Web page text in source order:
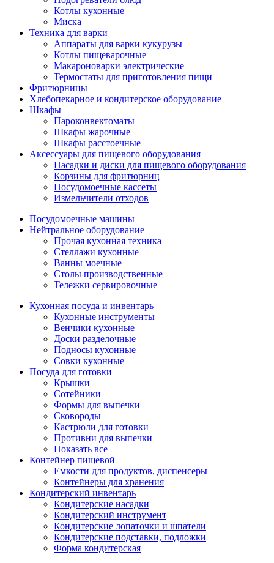
Котлы кухонные
Миска
Техника для варки
Аппараты для варки кукурузы
Котлы пищеварочные
Макароноварки электрические
Термостаты для приготовления пищи
Фритюрницы
Хлебопекарное и кондитерское оборудование
Шкафы
Пароконвектоматы
Шкафы жарочные
Шкафы расстоечные
Аксессуары для пищевого оборудования
Насадки и диски для пищевого оборудования
Корзины для фритюрниц
Посудомоечные кассеты
Измельчители отходов
Посудомоечные машины
Нейтральное оборудование
Прочая кухонная техника
Стеллажи кухонные
Ванны моечные
Столы производственные
Тележки сервировочные
Кухонная посуда и инвентарь
Кухонные инструменты
Венчики кухонные
Доски разделочные
Подносы кухонные
Совки кухонные
Посуда для готовки
Крышки
Сотейники
Формы для выпечки
Сковороды
Кастрюли для готовки
Противни для выпечки
Показать все
Контейнер пищевой
Емкости для продуктов, диспенсеры
Контейнеры для хранения
Кондитерский инвентарь
Кондитерские насадки
Кондитерский инструмент
Кондитерские лопаточки и шпатели
Кондитерские подставки, подложки
Форма кондитерская